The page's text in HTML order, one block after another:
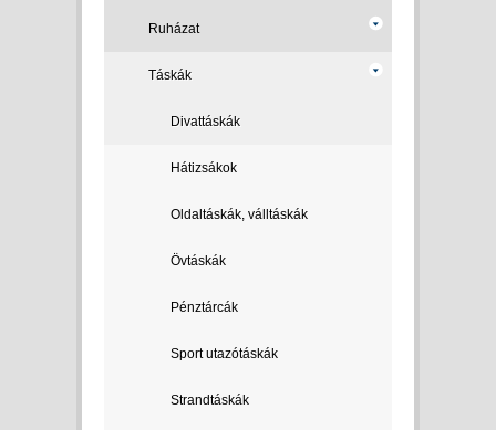
Ruházat
Táskák
Divattáskák
Hátizsákok
Oldaltáskák, válltáskák
Övtáskák
Pénztárcák
Sport utazótáskák
Strandtáskák